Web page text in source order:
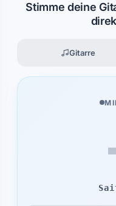
Stimme deine
Gitarre